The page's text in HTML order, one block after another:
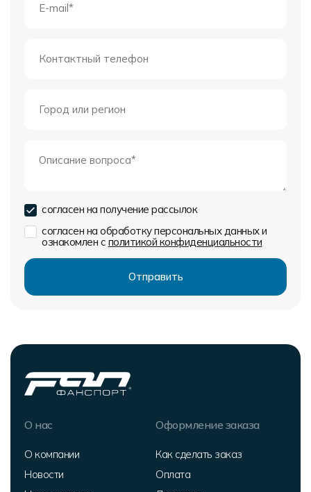
согласен на получение рассылок
согласен на обработку персональных данных и
ознакомлен с политикой конфиденциальности
О нас
О компании
Новости
Оформление заказа
Как сделать заказ
Оплата